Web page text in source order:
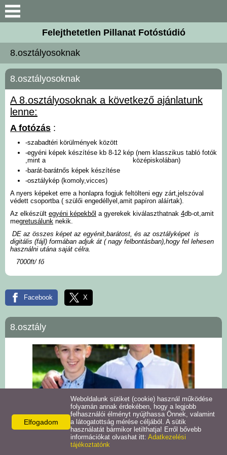
Belépés / Regisztráció
Bemutatkozás
Galéria
Árak
Elérhetőségek
8.osztályosoknak
Kismamafotózás
Újszülöttfotózás
Egy éves születésnapi
fotózás
Gyermek- és családi
fotózás
Kid Box fotózás
Ajándékutalvány
Felejthetetlen Pillanat Fotóstúdió
8.osztályosoknak
8.osztályosoknak
A 8.osztályosoknak a következő ajánlatunk
lenne:
A fotózás :
-szabadtéri körülmények között
-egyéni képek készítése kb 8-12 kép (nem klasszikus tabló fotók
,mint a középiskolában)
-barát-barátnős képek készítése
-osztálykép (komoly,vicces)
A nyers képeket erre a honlapra fogjuk feltölteni egy zárt,jelszóval
védett csoportba ( szülői engedéllyel,amit papíron aláírtak).
Az elkészült egyéni képekből a gyerekek kiválaszthatnak 4db-ot,amit
megretusálunk nekik.
DE az összes képet az egyénit,barátost, és az osztályképet is
digitális (fájl) formában adjuk át ( nagy felbontásban),hogy fel lehesen
használni utána saját célra.
7000ft/ fő
Facebook X
8.osztály
Elfogadom
Weboldalunk sütiket (cookie) használ működése
folyamán annak érdekében, hogy a legjobb
felhasználói élményt nyújthassa Önnek, valamint
a látogatottság mérése céljából. A sütik
használatát bármikor letilthatja! Erről bővebb
információkat olvashat itt: Adatkezelési
tájékoztatónk